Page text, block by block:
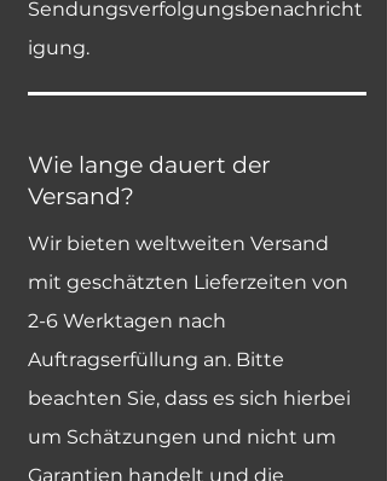
Sendungsverfolgungsbenachricht
igung.
Wie lange dauert der
Versand?
Wir bieten weltweiten Versand
mit geschätzten Lieferzeiten von
2-6 Werktagen nach
Auftragserfüllung an. Bitte
beachten Sie, dass es sich hierbei
um Schätzungen und nicht um
Garantien handelt und die